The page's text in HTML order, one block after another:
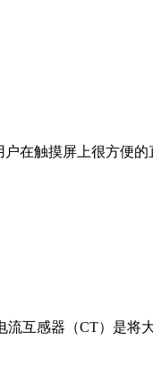
在触摸屏上很方便
互感器（CT）是将